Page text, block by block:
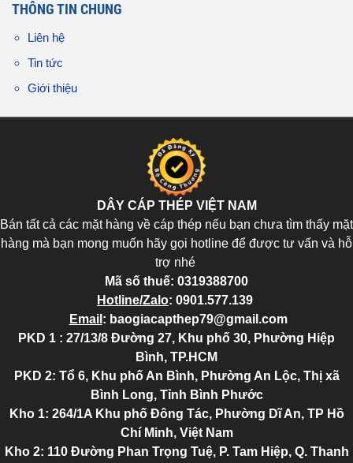
THÔNG TIN CHUNG
Liên hệ
Tin tức
Giới thiệu
DÂY CÁP THÉP VIỆT NAM
Bán tất cả các mặt hàng về cáp thép nếu bạn chưa tìm thấy mặt
hàng mà bạn mong muốn hãy gọi hotline để được tư vấn và hỗ
trợ nhé
Mã số thuế: 0319388700
Hotline/Zalo: 0901.577.139
Email : baogiacapthep79@gmail.com
PKD 1 : 27/13/8 Đường 27, Khu phố 30, Phường Hiệp
Bình, TP.HCM
PKD 2: Tổ 6, Khu phố An Bình, Phường An Lộc, Thị xã
Bình Long, Tỉnh Bình Phước
Kho 1: 264/1A Khu phố Đông Tác, Phường Dĩ An, TP Hồ
Chí Minh, Việt Nam
Kho 2: 110 Đường Phan Trọng Tuệ, P. Tam Hiệp, Q. Thanh